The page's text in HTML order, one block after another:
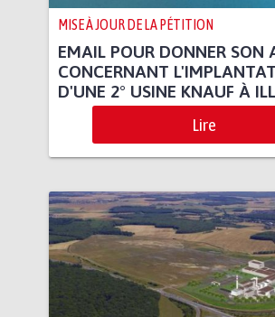
MISE À JOUR DE LA PÉTITION
EMAIL POUR DONNER SON
CONCERNANT
D'UNE 2° USINE KNAUF À
Lire